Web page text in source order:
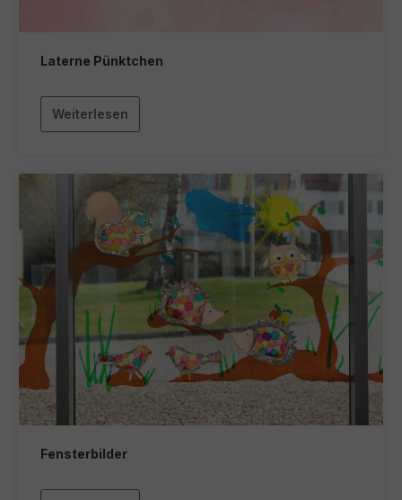
Laterne Pünktchen
Weiterlesen
Fensterbilder